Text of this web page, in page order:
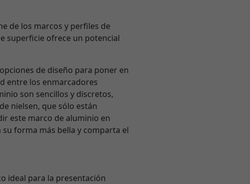
de los marcos y perfiles de
superficie ofrece un potencial
de diseño para poner en
entre los enmarcadores
son sencillos y discretos,
nielsen, que sólo están
este marco de aluminio en
forma más bella y comparta el
ideal para la presentación